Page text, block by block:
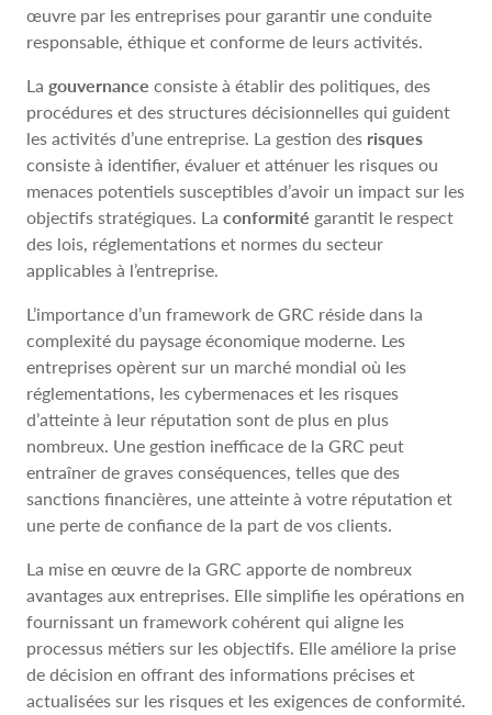
œuvre par les entreprises pour garantir une conduite
responsable, éthique et conforme de leurs activités.
La gouvernance consiste à établir des politiques, des
procédures et des structures décisionnelles qui guident
les activités d’une entreprise. La gestion des risques
consiste à identifier, évaluer et atténuer les risques ou
menaces potentiels susceptibles d’avoir un impact sur les
objectifs stratégiques. La conformité garantit le respect
des lois, réglementations et normes du secteur
applicables à l’entreprise.
L’importance d’un framework de GRC réside dans la
complexité du paysage économique moderne. Les
entreprises opèrent sur un marché mondial où les
réglementations, les cybermenaces et les risques
d’atteinte à leur réputation sont de plus en plus
nombreux. Une gestion inefficace de la GRC peut
entraîner de graves conséquences, telles que des
sanctions financières, une atteinte à votre réputation et
une perte de confiance de la part de vos clients.
La mise en œuvre de la GRC apporte de nombreux
avantages aux entreprises. Elle simplifie les opérations en
fournissant un framework cohérent qui aligne les
processus métiers sur les objectifs. Elle améliore la prise
de décision en offrant des informations précises et
actualisées sur les risques et les exigences de conformité.